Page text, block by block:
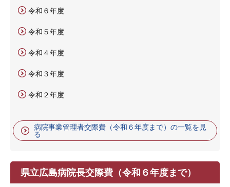
令和６年度
令和５年度
令和４年度
令和３年度
令和２年度
病院事業管理者交際費（令和６年度まで）の一覧を見
る
県立広島病院長交際費（令和６年度まで）